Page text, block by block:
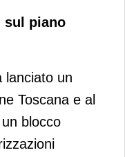
sul piano
lanciato un
Toscana e al
blocco